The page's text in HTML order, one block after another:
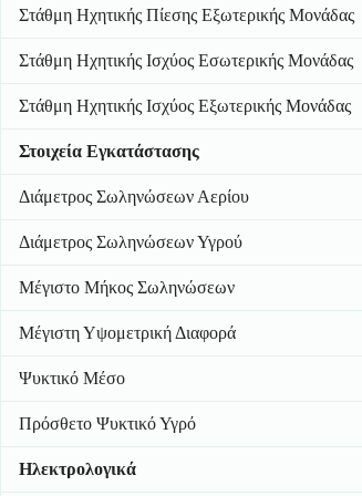
Στάθμη Ηχητικής Πίεσης Εξωτερικής Μονάδας
Στάθμη Ηχητικής Ισχύος Εσωτερικής Μονάδας
Στάθμη Ηχητικής Ισχύος Εξωτερικής Μονάδας
Στοιχεία Εγκατάστασης
Διάμετρος Σωληνώσεων Αερίου
Διάμετρος Σωληνώσεων Υγρού
Μέγιστο Μήκος Σωληνώσεων
Μέγιστη Υψομετρική Διαφορά
Ψυκτικό Μέσο
Πρόσθετο Ψυκτικό Υγρό
Ηλεκτρολογικά